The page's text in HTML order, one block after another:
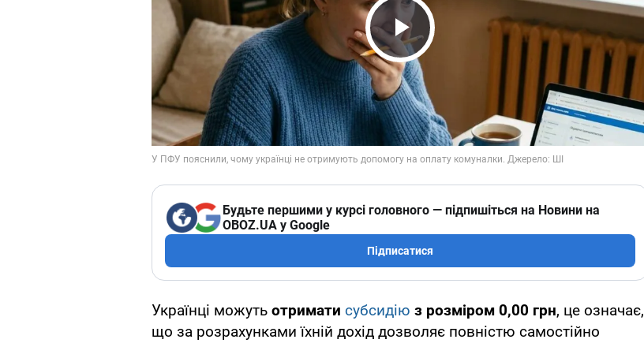
Play Video
Будьте першими у курсі головного — підпишіться на Новини на
OBOZ.UA у Google
Підписатися
Українці можуть отримати субсидію з розміром 0,00 грн, це означає,
що за розрахунками їхній дохід дозволяє повністю самостійно